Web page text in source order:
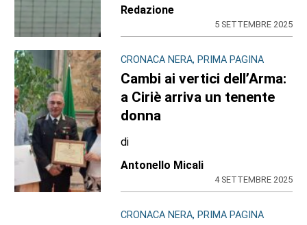
Redazione
5 SETTEMBRE 2025
CRONACA NERA, PRIMA PAGINA
Cambi ai vertici dell’Arma:
a Ciriè arriva un tenente
donna
di
Antonello Micali
4 SETTEMBRE 2025
CRONACA NERA, PRIMA PAGINA